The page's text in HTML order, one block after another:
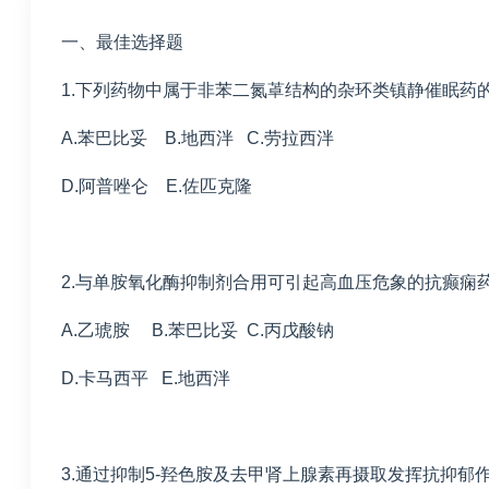
一、最佳选择题
1.下列药物中属于非苯二氮䓬结构的杂环类镇静催眠药
A.苯巴比妥 B.地西泮 C.劳拉西泮
D.阿普唑仑 E.佐匹克隆
2.与单胺氧化酶抑制剂合用可引起高血压危象的抗癫痫
A.乙琥胺 B.苯巴比妥 C.丙戊酸钠
D.卡马西平 E.地西泮
3.通过抑制5-羟色胺及去甲肾上腺素再摄取发挥抗抑郁